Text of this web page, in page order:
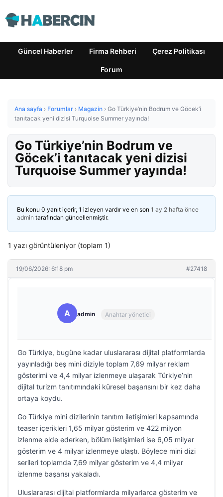
Güncel Haberler Firma Rehberi Çerez Politikası
Forum
Ana sayfa › Forumlar › Magazin › Go Türkiye’nin Bodrum ve Göcek’i
tanıtacak yeni dizisi Turquoise Summer yayında!
Go Türkiye’nin Bodrum ve
Göcek’i tanıtacak yeni dizisi
Turquoise Summer yayında!
Bu konu 0 yanıt içerir, 1 izleyen vardır ve en son 1 ay 2 hafta önce
admin tarafından güncellenmiştir.
1 yazı görüntüleniyor (toplam 1)
19/06/2026: 6:18 pm #27418
A admin Anahtar yönetici
Go Türkiye, bugüne kadar uluslararası dijital platformlarda
yayınladığı beş mini diziyle toplam 7,69 milyar reklam
gösterimi ve 4,4 milyar izlenmeye ulaşarak Türkiye’nin
dijital turizm tanıtımındaki küresel başarısını bir kez daha
ortaya koydu.
Go Türkiye mini dizilerinin tanıtım iletişimleri kapsamında
teaser içerikleri 1,65 milyar gösterim ve 422 milyon
izlenme elde ederken, bölüm iletişimleri ise 6,05 milyar
gösterim ve 4 milyar izlenmeye ulaştı. Böylece mini dizi
serileri toplamda 7,69 milyar gösterim ve 4,4 milyar
izlenme başarısı yakaladı.
Uluslararası dijital platformlarda milyarlarca gösterim ve